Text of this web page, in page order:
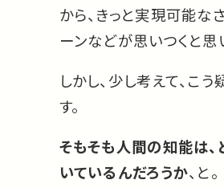
から、きっと実現可能な
ーンなどが思いつくと思
しかし、少し考えて、こ
す。
そもそも人間の知能は
いているんだろうか、と。